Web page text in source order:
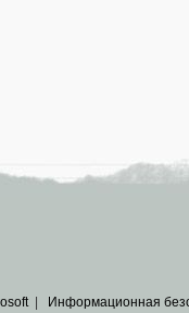
| Информационная